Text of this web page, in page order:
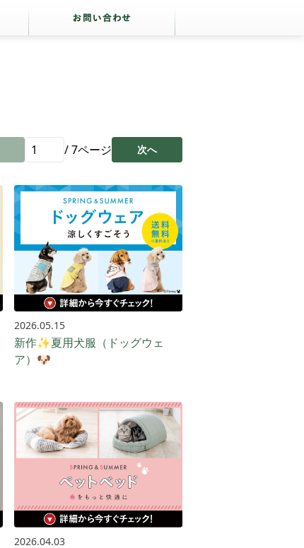
/7ページ 次へ
2026.05.15
新作✨夏用犬服（ドッグウェ
ア）🐶
2026.04.03